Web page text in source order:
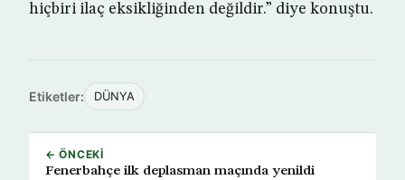
hiçbiri ilaç eksikliğinden değildir.” diye konuştu.
Etiketler: DÜNYA
← ÖNCEKI
Fenerbahçe ilk deplasman maçında yenildi